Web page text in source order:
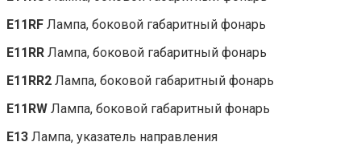
E11RF Лампа, боковой габаритный фонарь
E11RR Лампа, боковой габаритный фонарь
E11RR2 Лампа, боковой габаритный фонарь
E11RW Лампа, боковой габаритный фонарь
E13 Лампа, указатель направления